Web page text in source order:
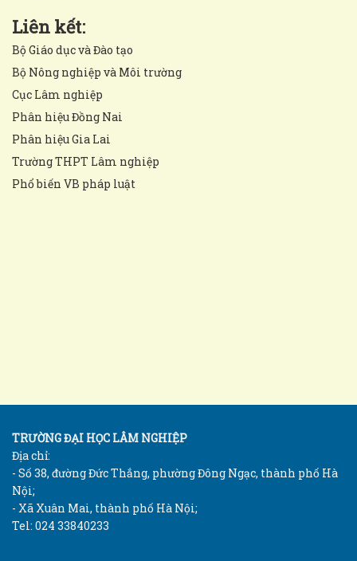
Liên kết:
Bộ Giáo dục và Đào tạo
Bộ Nông nghiệp và Môi trường
Cục Lâm nghiệp
Phân hiệu Đồng Nai
Phân hiệu Gia Lai
Trường THPT Lâm nghiệp
Phổ biến VB pháp luật
TRƯỜNG ĐẠI HỌC LÂM NGHIỆP
Địa chỉ:
- Số 38, đường Đức Thắng, phường Đông Ngạc, thành phố Hà
Nội;
- Xã Xuân Mai, thành phố Hà Nội;
Tel: 024 33840233